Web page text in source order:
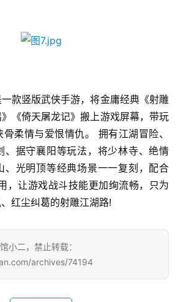
一款竖版武侠手游，将金庸经典《射雕
《倚天屠龙记》搬上游戏屏幕，带玩
柔情与爱恨情仇。 拥有江湖冒险、
、据守襄阳等玩法，将少林寺、绝情
、光明顶等经典场景一一复刻，配合
，让游戏战斗技能更加绚流畅，只为
红尘纠葛的射雕江湖路!
小二，禁止转载：
archives/74194